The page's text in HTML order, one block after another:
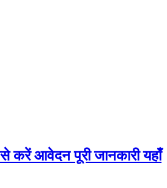
आवेदन पूरी जानकारी यहाँ